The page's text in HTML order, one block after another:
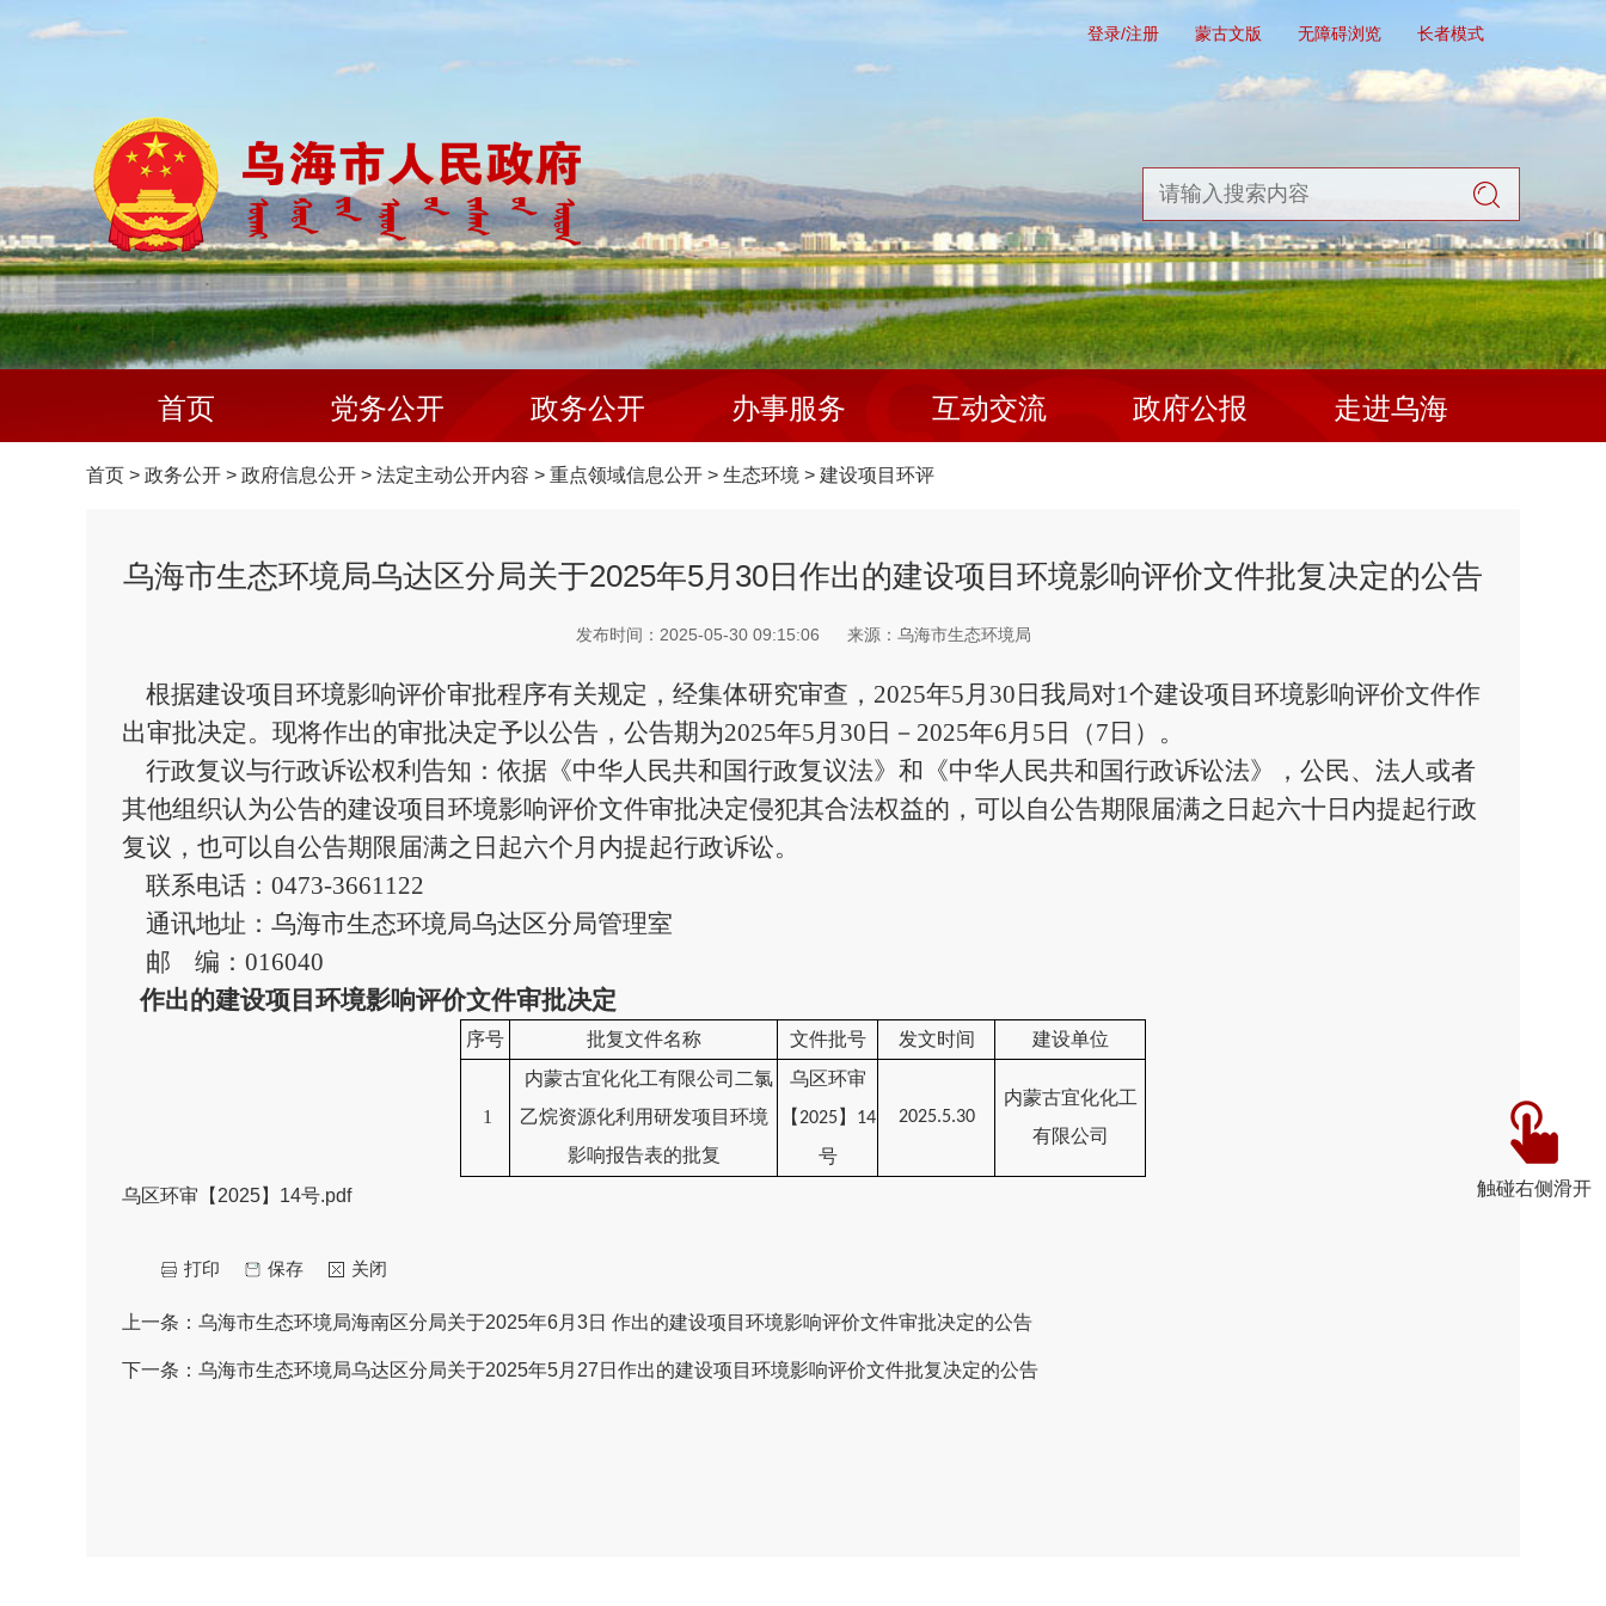
登录/注册 蒙古文版 无障碍浏览 长者模式
首页 党务公开 政务公开 办事服务 互动交流 政府公报 走进乌海
触碰右侧滑开
首页 > 政务公开 > 政府信息公开 > 法定主动公开内容 > 重点领域信息公开 > 生态环境 > 建设项目环评
乌海市生态环境局乌达区分局关于2025年5月30日作出的建设项目环境影响评价文件批复决定的公告
发布时间：2025-05-30 09:15:06 来源：乌海市生态环境局
根据建设项目环境影响评价审批程序有关规定，经集体研究审查， 2025年5月 30 日我局对1个建设项目环境影响评价文件作
出审批决定。现将作出的审批决定予以公告，公告期为2025年5月 30 日－ 2025年6月 5 日（7 日） 。
行政复议与行政诉讼权利告知：依据《中华人民共和国行政复议法》和《中华人民共和国行政诉讼法》，公民、法人或者
其他组织认为公告的建设项目环境影响评价文件审批决定侵犯其合法权益的，可以自公告期限届满之日起六十日内提起行政
复议，也可以自公告期限届满之日起六个月内提起行政诉讼。
联系电话： 0473-3661122
通讯地址：乌海市生态环境局乌达区分局管理室
邮 编： 016040
作出的建设项目环境影响评价文件审批决定
序号 批复文件名称 文件批号 发文时间 建设单位
1
内蒙古宜化化工有限公司二氯
乙烷资源化利用研发项目 环境
影响报告表的批复
乌区环审
【2025】 14
号
2025.5.30
内蒙古宜化化工
有限公司
乌区环审【2025】14号.pdf
关闭
保存
打印
上一条： 乌海市生态环境局海南区分局关于2025年6月3日 作出的建设项目环境影响评价文件审批决定的公告
下一条： 乌海市生态环境局乌达区分局关于2025年5月27日作出的建设项目环境影响评价文件批复决定的公告